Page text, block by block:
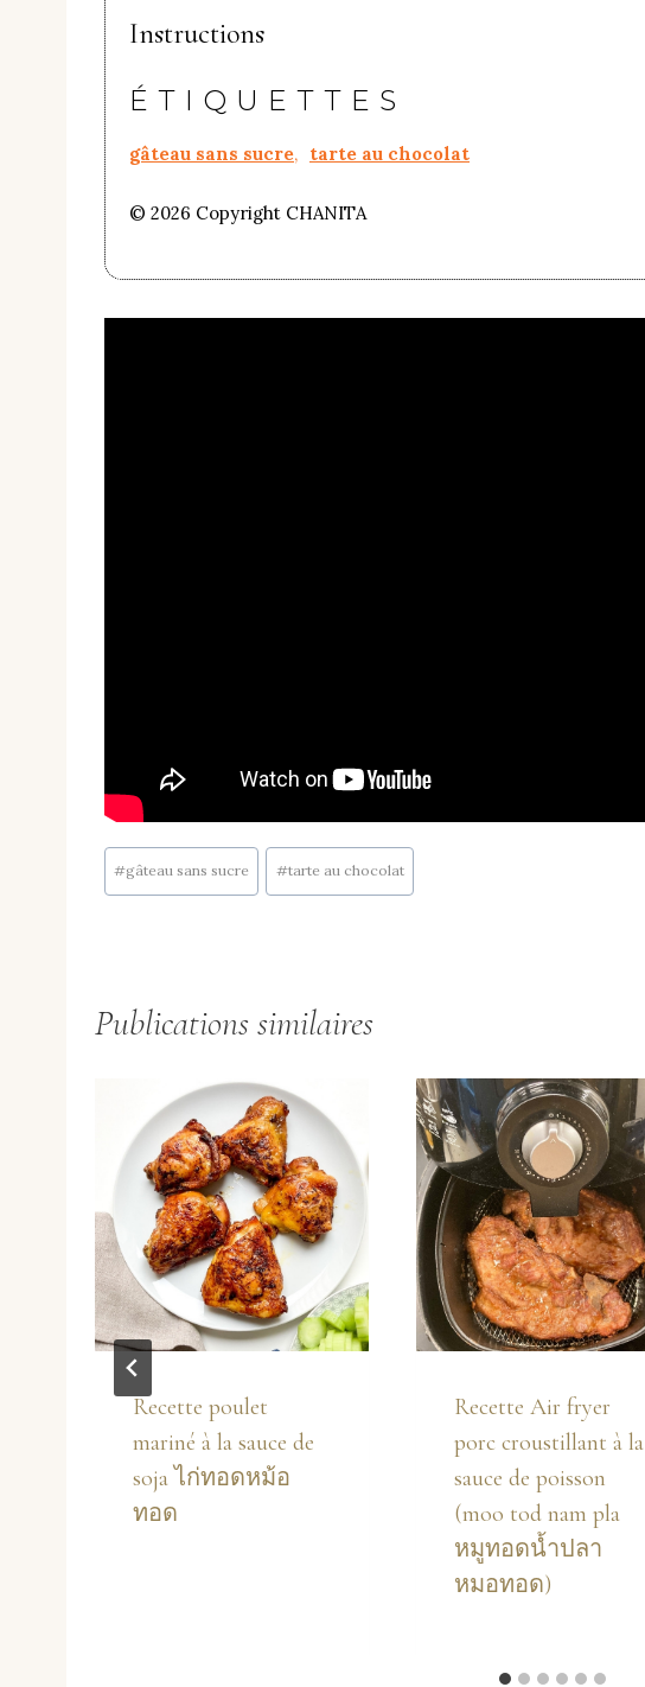
Instructions
ÉTIQUETTES
gâteau sans sucre, tarte au chocolat
© 2026 Copyright CHANITA
Étiquettes
de
#gâteau sans sucre #tarte au chocolat
Publications similaires
Recette poulet
mariné à la sauce de
soja ไก่ทอดหม้อ
ทอด
Recette Air fryer
porc croustillant à la
sauce de poisson
(moo tod nam pla
หมูทอดน้ำปลา
หมอทอด)